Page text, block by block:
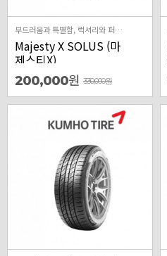
부드러움과 특별함, 럭셔리와 퍼포먼스가 만나 실현된 Majesty X 최상위 럭셔리 차종 타겟의 High-end 퍼포먼스 제품 국내 시장에 최적화된 최상의 승차감을 구현한 럭셔리 제품 최신 주행기술과 안전기술이 적용된 사계절용 프리미엄 컴포트 제품
Majesty X SOLUS (마
제스티X)
200,000원 330,000원